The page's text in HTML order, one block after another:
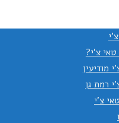
טאי צ'י?
מודיעין
רמת גן
צ'י